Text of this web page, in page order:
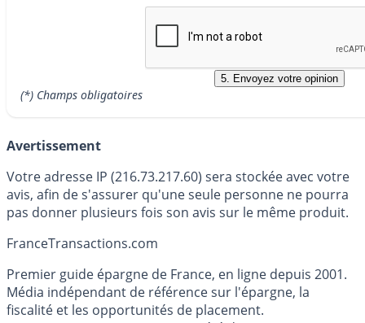
(*) Champs obligatoires
Avertissement
Votre adresse IP (216.73.217.60) sera stockée avec votre
avis, afin de s'assurer qu'une seule personne ne pourra
pas donner plusieurs fois son avis sur le même produit.
FranceTransactions.com
Premier guide épargne de France, en ligne depuis 2001.
Média indépendant de référence sur l'épargne, la
fiscalité et les opportunités de placement.